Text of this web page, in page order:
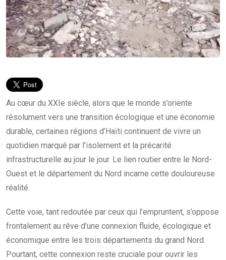
Au cœur du XXIe siècle, alors que le monde s’oriente
résolument vers une transition écologique et une économie
durable, certaines régions d’Haïti continuent de vivre un
quotidien marqué par l’isolement et la précarité
infrastructurelle au jour le jour. Le lien routier entre le Nord-
Ouest et le département du Nord incarne cette douloureuse
réalité.
Cette voie, tant redoutée par ceux qui l’empruntent, s’oppose
frontalement au rêve d’une connexion fluide, écologique et
économique entre les trois départements du grand Nord.
Pourtant, cette connexion reste cruciale pour ouvrir les